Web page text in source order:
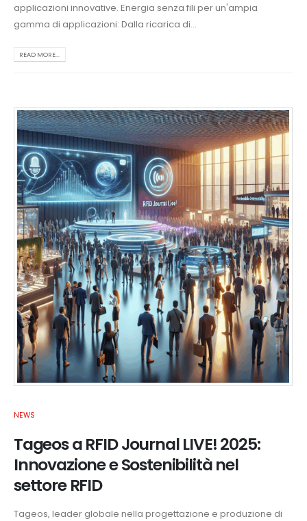
applicazioni innovative. Energia senza fili per un'ampia
gamma di applicazioni: Dalla ricarica di...
READ MORE...
NEWS
Tageos a RFID Journal LIVE! 2025:
Innovazione e Sostenibilità nel
settore RFID
Tageos, leader globale nella progettazione e produzione di